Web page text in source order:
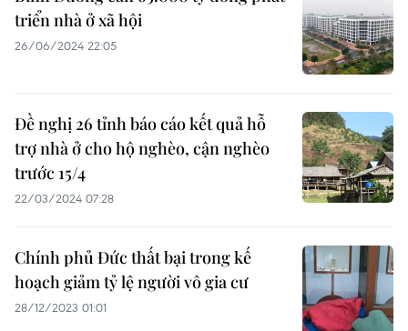
triển nhà ở xã hội
26/06/2024 22:05
Đề nghị 26 tỉnh báo cáo kết quả hỗ
trợ nhà ở cho hộ nghèo, cận nghèo
trước 15/4
22/03/2024 07:28
Chính phủ Đức thất bại trong kế
hoạch giảm tỷ lệ người vô gia cư
28/12/2023 01:01